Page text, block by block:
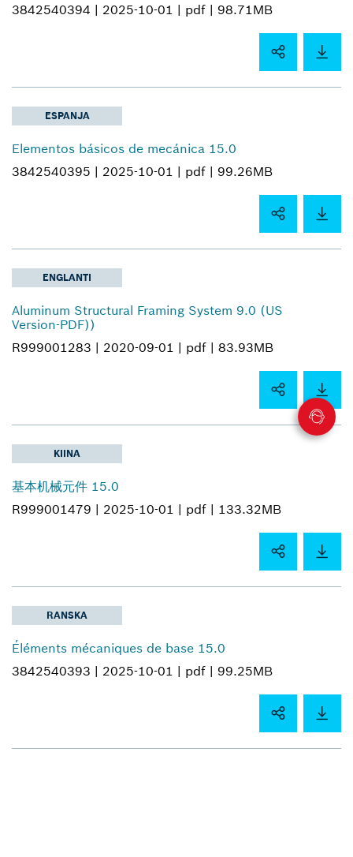
3842540394 | 2025-10-01 | pdf | 98.71MB
ESPANJA
Elementos básicos de mecánica 15.0
3842540395 | 2025-10-01 | pdf | 99.26MB
ENGLANTI
Aluminum Structural Framing System 9.0 (US
Version-PDF))
R999001283 | 2020-09-01 | pdf | 83.93MB
KIINA
基本机械元件 15.0
R999001479 | 2025-10-01 | pdf | 133.32MB
RANSKA
Éléments mécaniques de base 15.0
3842540393 | 2025-10-01 | pdf | 99.25MB